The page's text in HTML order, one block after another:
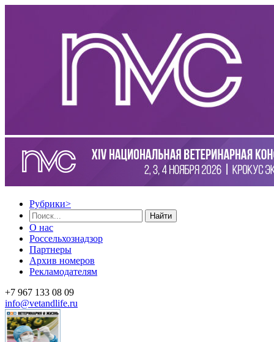
Рубрики>
Найти
О нас
Россельхознадзор
Партнеры
Архив номеров
Рекламодателям
+7 967 133 08 09
info@vetandlife.ru